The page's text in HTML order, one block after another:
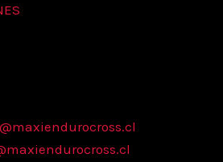
maxiendurocross.cl